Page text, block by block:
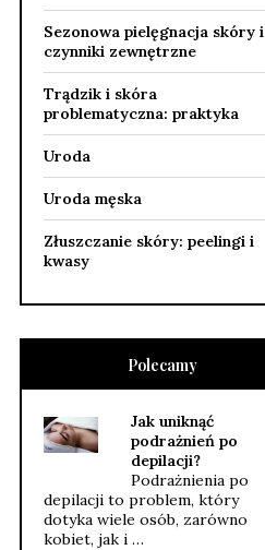
Sezonowa pielęgnacja skóry i
czynniki zewnętrzne
Trądzik i skóra
problematyczna: praktyka
Uroda
Uroda męska
Złuszczanie skóry: peelingi i
kwasy
Polecamy
Jak uniknąć
podrażnień po
depilacji?
Podrażnienia po
depilacji to problem, który
dotyka wiele osób, zarówno
kobiet, jak i …